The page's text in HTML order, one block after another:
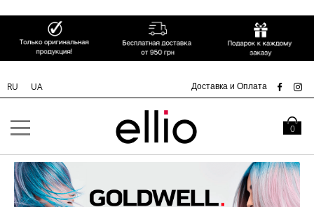
Skip to
RU UA Доставка и Оплата
Моя
0